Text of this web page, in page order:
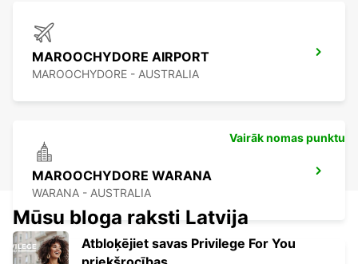
MAROOCHYDORE AIRPORT
MAROOCHYDORE - AUSTRALIA
MAROOCHYDORE WARANA
WARANA - AUSTRALIA
Vairāk nomas punktu
Mūsu bloga raksti Latvija
Atbloķējiet savas Privilege For You